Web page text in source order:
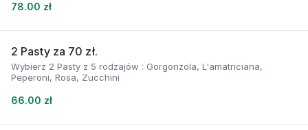
78.00 zł
2 Pasty za 70 zł.
Wybierz 2 Pasty z 5 rodzajów : Gorgonzola, L'amatriciana,
Peperoni, Rosa, Zucchini
66.00 zł